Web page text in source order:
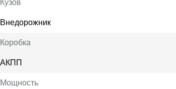
Кузов
Внедорожник
Коробка
АКПП
Мощность